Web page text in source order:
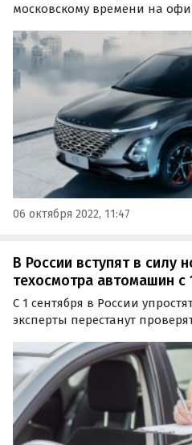
московскому времени на
«первенца» — кроссовера C5.
06 октября 2022, 11:47
В России вступят в силу
техосмотра автомашин с
С 1 сентября в России
эксперты перестанут
водителей избавят
проверок: общее количество